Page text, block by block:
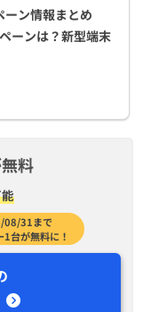
ン情報まとめ
ーンは？新型端末
料
08/31まで
台が無料に！